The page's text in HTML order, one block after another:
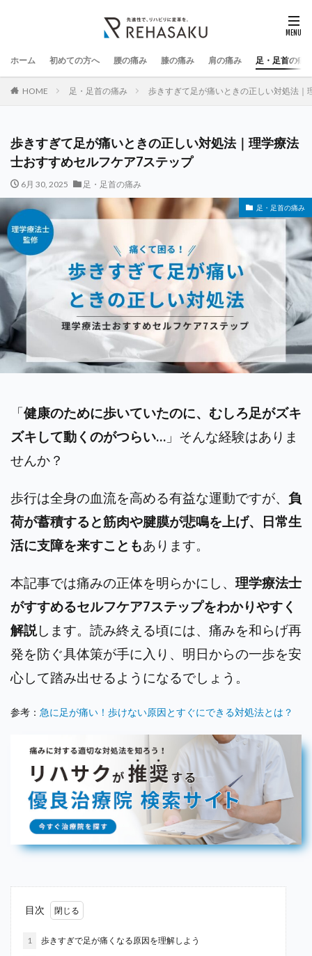
ホーム 初めての方へ 腰の痛み 膝の痛み 肩の痛み 足・足首の痛
HOME 足・足首の痛み 歩きすぎて足が痛いときの正しい対処法
歩きすぎて足が痛いときの正しい対処法｜理学療法
士おすすめセルフケア7ステップ
6月 30, 2025 足・足首の痛み
足・足首の痛み
「健康のために歩いていたのに、むしろ足がズキ
ズキして動くのがつらい… 」 そんな経験はありま
せんか？
歩行は全身の血流を高める有益な運動ですが、 負
荷が蓄積すると筋肉や腱膜が悲鳴を上げ、日常生
活に支障を来すこともあります。
本記事では痛みの正体を明らかにし、 理学療法士
がすすめるセルフケア7ステップをわかりやすく
解説します。読み終える頃には、痛みを和らげ再
発を防ぐ具体策が手に入り、明日からの一歩を安
心して踏み出せるようになるでしょう。
参考： 急に足が痛い！歩けない原因とすぐにできる対処法とは？
目次
1 歩きすぎで足が痛くなる原因を理解しよう